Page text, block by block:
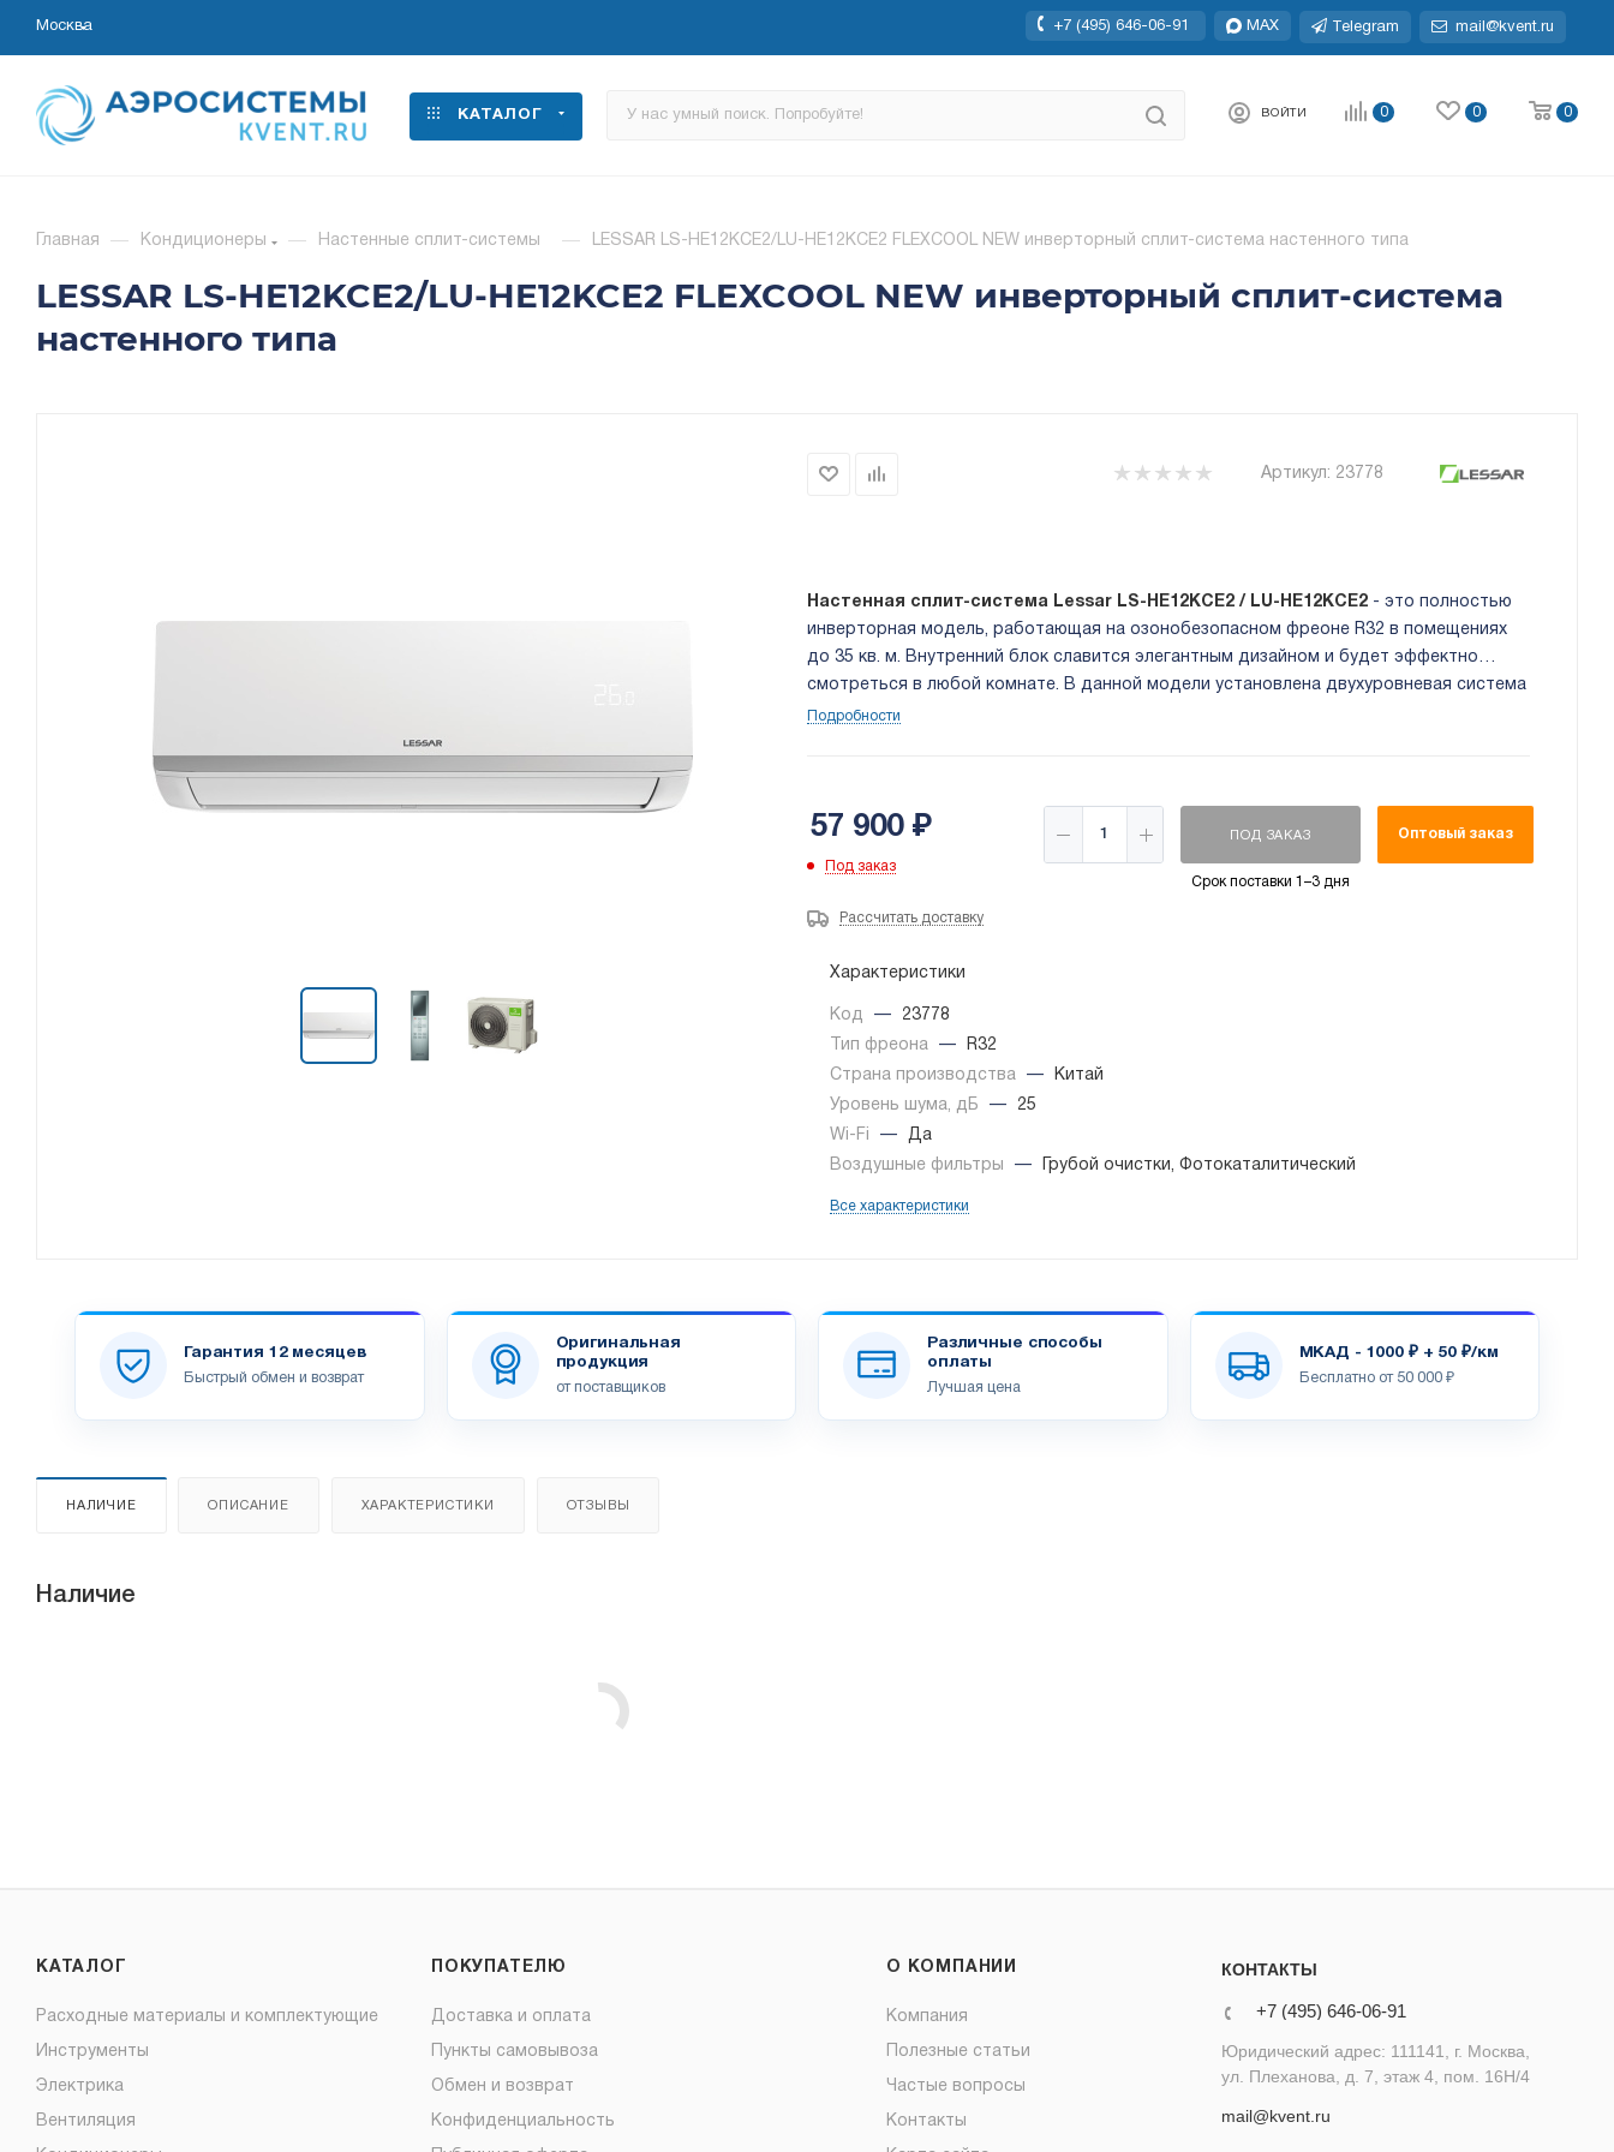
Москва +7 (495) 646-06-91 MAX Telegram mail@kvent.ru
КАТАЛОГ ВОЙТИ 0 0 0
Главная — Кондиционеры — Настенные сплит-системы — LESSAR LS-HE12KCE2/LU-HE12KCE2 FLEXCOOL NEW инверторный сплит-система настенного типа
LESSAR LS-HE12KCE2/LU-HE12KCE2 FLEXCOOL NEW инверторный сплит-система
настенного типа
Артикул: 23778
Настенная сплит-система Lessar LS-HE12KCE2 / LU-HE12KCE2 - это полностью
инверторная модель, работающая на озонобезопасном фреоне R32 в помещениях
до 35 кв. м. Внутренний блок славится элегантным дизайном и будет эффектно
смотреться в любой комнате. В данной модели установлена двухуровневая система
очистки воздуха, а также ионизатор.
Подробности
57 900₽
Под заказ
ПОД ЗАКАЗ
Срок поставки 1–3 дня
Оптовый заказ
Рассчитать доставку
Характеристики
Код —
23778
Тип фреона
—
R32
Страна производства
—
Китай
Уровень шума, дБ
—
25
Wi-Fi
—
Да
Воздушные фильтры
— Грубой очистки, Фотокаталитический
Все характеристики
Гарантия 12 месяцев
Быстрый обмен и возврат
Оригинальная
продукция
от поставщиков
Различные способы
оплаты
Лучшая цена
МКАД - 1000 ₽ + 50 ₽/км
Бесплатно от 50 000 ₽
НАЛИЧИЕ ОПИСАНИЕ ХАРАКТЕРИСТИКИ ОТЗЫВЫ
Наличие
КАТАЛОГ
Расходные материалы и комплектующие
Инструменты
Электрика
Вентиляция
ПОКУПАТЕЛЮ
Доставка и оплата
Пункты самовывоза
Обмен и возврат
Конфиденциальность
О КОМПАНИИ
Компания
Полезные статьи
Частые вопросы
Контакты
КОНТАКТЫ
+7 (495) 646-06-91
Юридический адрес: 111141, г. Москва,
ул. Плеханова, д. 7, этаж 4, пом. 16Н/4
mail@kvent.ru